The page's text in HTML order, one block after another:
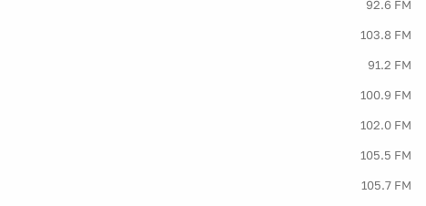
92.6 FM
103.8 FM
91.2 FM
100.9 FM
102.0 FM
105.5 FM
105.7 FM